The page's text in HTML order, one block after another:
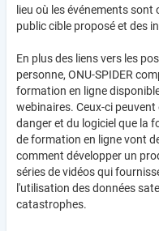
lieu où les événements sont
public cible proposé et des
En plus des liens vers les
personne, ONU-SPIDER
formation en ligne
webinaires. Ceux-ci
danger et du logiciel que la
de formation en ligne vont
comment développer un
séries de vidéos qui
l'utilisation des données
catastrophes.